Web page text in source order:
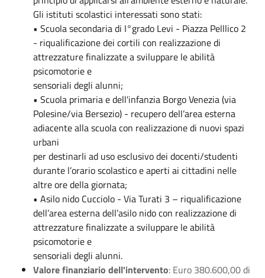
Gli istituti scolastici interessati sono stati:
• Scuola secondaria di I°grado Levi - Piazza Pelllico 2
- riqualificazione dei cortili con realizzazione di
attrezzature finalizzate a sviluppare le abilità
psicomotorie e
sensoriali degli alunni;
• Scuola primaria e dell'infanzia Borgo Venezia (via
Polesine/via Bersezio) - recupero dell’area esterna
adiacente alla scuola con realizzazione di nuovi spazi
urbani
per destinarli ad uso esclusivo dei docenti/studenti
durante l’orario scolastico e aperti ai cittadini nelle
altre ore della giornata;
• Asilo nido Cucciolo - Via Turati 3 – riqualificazione
dell’area esterna dell’asilo nido con realizzazione di
attrezzature finalizzate a sviluppare le abilità
psicomotorie e
sensoriali degli alunni.
Valore finanziario dell'intervento: Euro 380.600,00 di